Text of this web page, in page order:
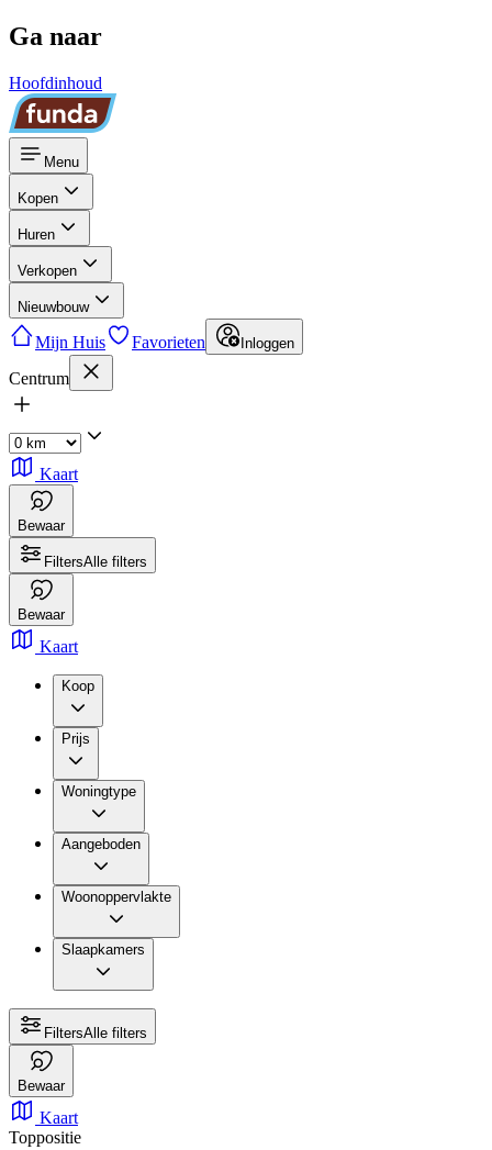
Ga naar
Hoofdinhoud
Menu
Kopen
Huren
Verkopen
Nieuwbouw
Mijn Huis Favorieten Inloggen
Centrum
Kaart
Bewaar
FiltersAlle filters
Bewaar
Kaart
Koop
Prijs
Woningtype
Aangeboden
Woonoppervlakte
Slaapkamers
FiltersAlle filters
Bewaar
Kaart
Toppositie